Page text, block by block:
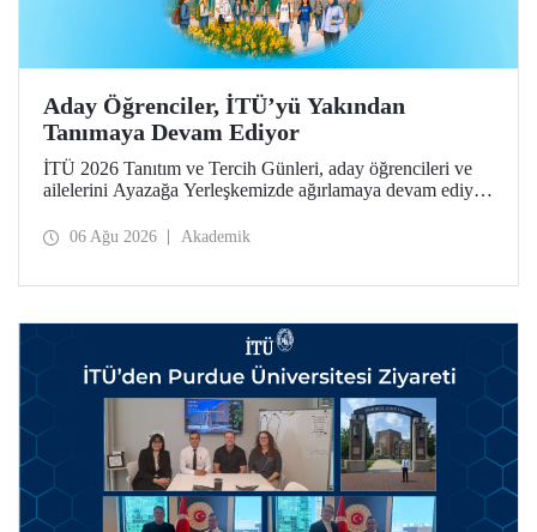
Aday Öğrenciler, İTÜ’yü Yakından
Tanımaya Devam Ediyor
İTÜ 2026 Tanıtım ve Tercih Günleri, aday öğrencileri ve
ailelerini Ayazağa Yerleşkemizde ağırlamaya devam ediyor.
ilgili fakülte ve birimler adaylara bilgi vermeye devam
06 Ağu 2026 Akademik